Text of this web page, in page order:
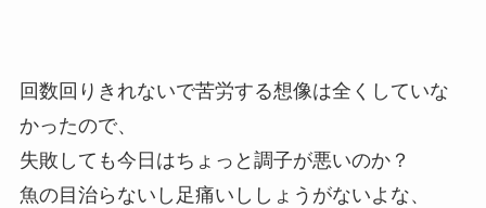
回数回りきれないで苦労する想像は全くしていな
かったので、
失敗しても今日はちょっと調子が悪いのか？
魚の目治らないし足痛いししょうがないよな、